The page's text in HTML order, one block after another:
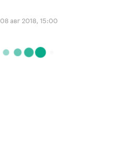
08 авг 2018, 15:00